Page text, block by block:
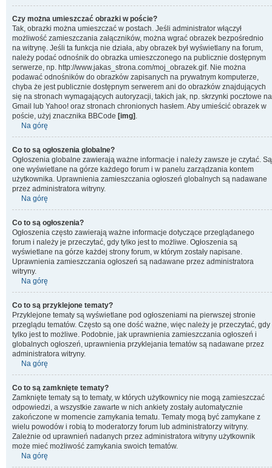
Czy można umieszczać obrazki w poście?
Tak, obrazki można umieszczać w postach. Jeśli administrator włączył
możliwość zamieszczania załączników, można wgrać obrazek bezpośrednio
na witrynę. Jeśli ta funkcja nie działa, aby obrazek był wyświetlany na forum,
należy podać odnośnik do obrazka umieszczonego na publicznie dostępnym
serwerze, np. http://www.jakas_strona.com/moj_obrazek.gif. Nie można
podawać odnośników do obrazków zapisanych na prywatnym komputerze,
chyba że jest publicznie dostępnym serwerem ani do obrazków znajdujących
się na stronach wymagających autoryzacji, takich jak, np. skrzynki pocztowe na
Gmail lub Yahoo! oraz stronach chronionych hasłem. Aby umieścić obrazek w
poście, użyj znacznika BBCode [img] .
Na górę
Co to są ogłoszenia globalne?
Ogłoszenia globalne zawierają ważne informacje i należy zawsze je czytać. Są
one wyświetlane na górze każdego forum i w panelu zarządzania kontem
użytkownika. Uprawnienia zamieszczania ogłoszeń globalnych są nadawane
przez administratora witryny.
Na górę
Co to są ogłoszenia?
Ogłoszenia często zawierają ważne informacje dotyczące przeglądanego
forum i należy je przeczytać, gdy tylko jest to możliwe. Ogłoszenia są
wyświetlane na górze każdej strony forum, w którym zostały napisane.
Uprawnienia zamieszczania ogłoszeń są nadawane przez administratora
witryny.
Na górę
Co to są przyklejone tematy?
Przyklejone tematy są wyświetlane pod ogłoszeniami na pierwszej stronie
przeglądu tematów. Często są one dość ważne, więc należy je przeczytać, gdy
tylko jest to możliwe. Podobnie, jak uprawnienia zamieszczania ogłoszeń i
globalnych ogłoszeń, uprawnienia przyklejania tematów są nadawane przez
administratora witryny.
Na górę
Co to są zamknięte tematy?
Zamknięte tematy są to tematy, w których użytkownicy nie mogą zamieszczać
odpowiedzi, a wszystkie zawarte w nich ankiety zostały automatycznie
zakończone w momencie zamykania tematu. Tematy mogą być zamykane z
wielu powodów i robią to moderatorzy forum lub administratorzy witryny.
Zależnie od uprawnień nadanych przez administratora witryny użytkownik
może mieć możliwość zamykania swoich tematów.
Na górę